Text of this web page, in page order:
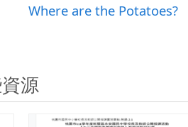
Where are the Potatoes?
源